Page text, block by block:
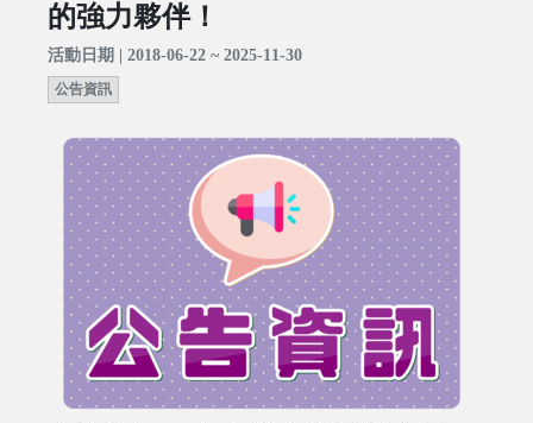
的強力夥伴！
活動日期 | 2018-06-22 ~ 2025-11-30
公告資訊